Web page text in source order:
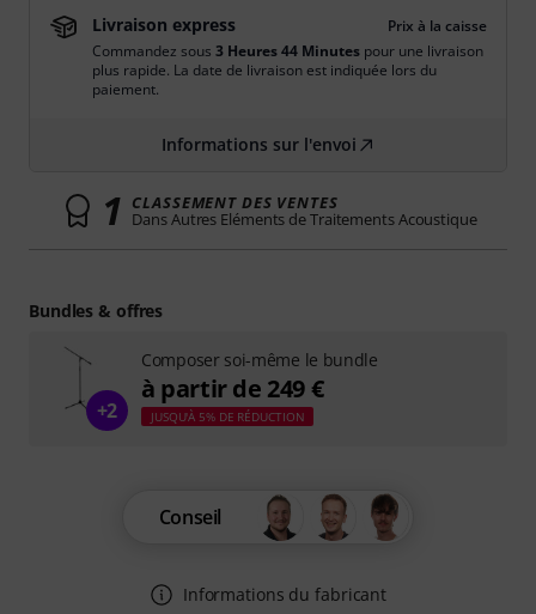
Livraison express
Prix à la caisse
Commandez sous 3 Heures 44 Minutes pour une livraison
plus rapide. La date de livraison est indiquée lors du
paiement.
Informations sur l'envoi
1 CLASSEMENT DES VENTES
Dans Autres Eléments de Traitements Acoustique
Conseil
Informations du fabricant
Bundles & offres
+2
Composer soi-même le bundle
à partir de 249 €
JUSQU'À 5% DE RÉDUCTION